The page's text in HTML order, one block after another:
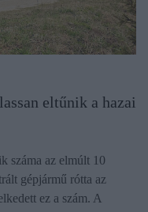
eltűnik a hazai
száma az elmúlt 10
gépjármű rótta az
ez a szám. A